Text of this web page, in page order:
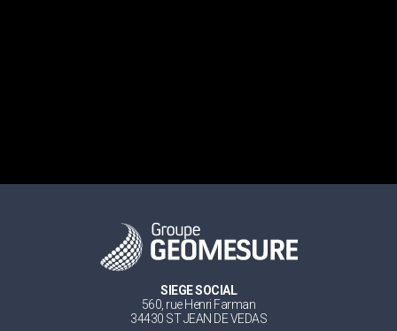
SIEGE SOCIAL
560, rue Henri Farman
34430 ST JEAN DE VEDAS